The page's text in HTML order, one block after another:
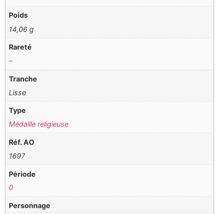
Poids
14,06 g
Rareté
–
Tranche
Lisse
Type
Médaille religieuse
Réf. AO
1697
Période
0
Personnage